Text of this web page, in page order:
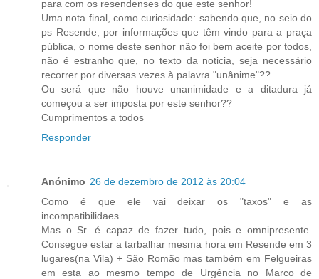
para com os resendenses do que este senhor!
Uma nota final, como curiosidade: sabendo que, no seio do
ps Resende, por informações que têm vindo para a praça
pública, o nome deste senhor não foi bem aceite por todos,
não é estranho que, no texto da noticia, seja necessário
recorrer por diversas vezes à palavra "unânime"??
Ou será que não houve unanimidade e a ditadura já
começou a ser imposta por este senhor??
Cumprimentos a todos
Responder
Anónimo 26 de dezembro de 2012 às 20:04
Como é que ele vai deixar os "taxos" e as
incompatibilidaes.
Mas o Sr. é capaz de fazer tudo, pois e omnipresente.
Consegue estar a tarbalhar mesma hora em Resende em 3
lugares(na Vila) + São Romão mas também em Felgueiras
em esta ao mesmo tempo de Urgência no Marco de